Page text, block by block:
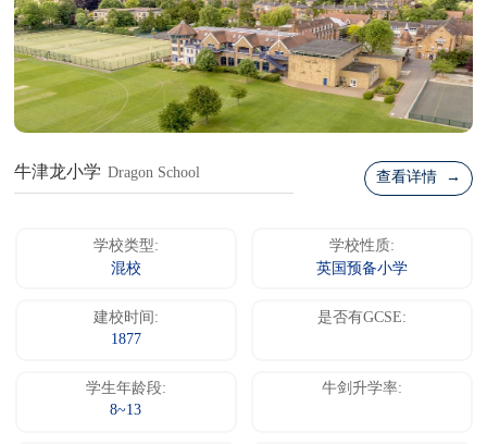
牛津龙小学 Dragon School 查看详情 →
学校类型:
混校
学校性质:
英国预备小学
建校时间:
1877
是否有GCSE:
学生年龄段:
8~13
牛剑升学率: